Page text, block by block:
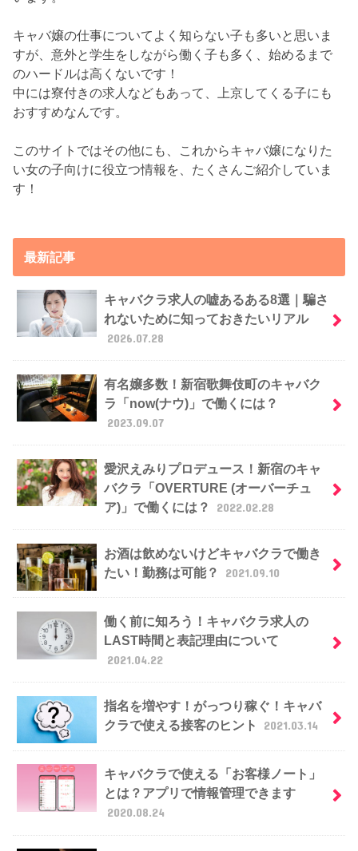
キャバ嬢の仕事についてよく知らない子も多いと思いま
すが、意外と学生をしながら働く子も多く、始めるまで
のハードルは高くないです！
中には寮付きの求人などもあって、上京してくる子にも
おすすめなんです。
このサイトではその他にも、これからキャバ嬢になりた
い女の子向けに役立つ情報を、たくさんご紹介していま
す！
最新記事
キャバクラ求人の嘘あるある8選｜騙さ
れないために知っておきたいリアル
2026.07.28
有名嬢多数！新宿歌舞伎町のキャバク
ラ「now(ナウ)」で働くには？
2023.09.07
愛沢えみりプロデュース！新宿のキャ
バクラ「OVERTURE (オーバーチュ
ア)」で働くには？
2022.02.28
お酒は飲めないけどキャバクラで働き
たい！勤務は可能？
2021.09.10
働く前に知ろう！キャバクラ求人の
LAST時間と表記理由について
2021.04.22
指名を増やす！がっつり稼ぐ！キャバ
クラで使える接客のヒント
2021.03.14
キャバクラで使える「お客様ノート」
とは？アプリで情報管理できます
2020.08.24